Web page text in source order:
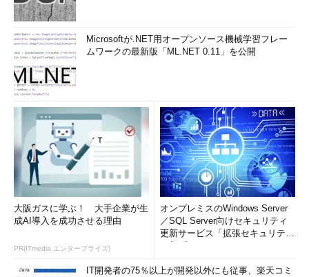
Microsoftが.NET用オープンソース機械学習フレー
ムワークの最新版「ML.NET 0.11」を公開
大阪ガスに学ぶ！ 大手企業が生
成AI導入を成功させる理由
PR(ITmedia エンタープライズ)
オンプレミスのWindows Server
／SQL Server向けセキュリティ
更新サービス「拡張セキュリティ
IT開発者の75％以上が開発以外にも従事、楽天コミ